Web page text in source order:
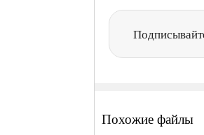
Похожие файлы